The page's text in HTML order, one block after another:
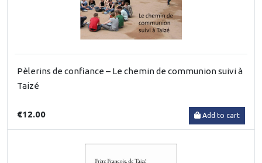
Pèlerins de confiance – Le chemin de communion suivi à
Taizé
€12.00 Add to cart